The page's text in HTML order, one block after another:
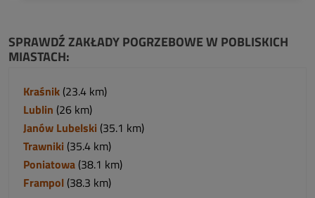
SPRAWDŹ ZAKŁADY POGRZEBOWE W POBLISKICH
MIASTACH:
Kraśnik (23.4 km)
Lublin (26 km)
Janów Lubelski (35.1 km)
Trawniki (35.4 km)
Poniatowa (38.1 km)
Frampol (38.3 km)